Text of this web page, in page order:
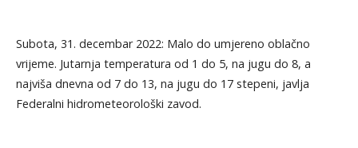
Subota, 31. decembar 2022: Malo do umjereno oblačno
vrijeme. Jutarnja temperatura od 1 do 5, na jugu do 8, a
najviša dnevna od 7 do 13, na jugu do 17 stepeni, javlja
Federalni hidrometeorološki zavod.